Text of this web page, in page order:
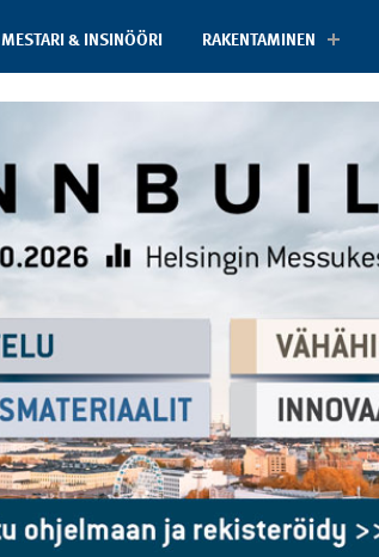
MESTARI & INSINÖÖRI RAKENTAMINEN